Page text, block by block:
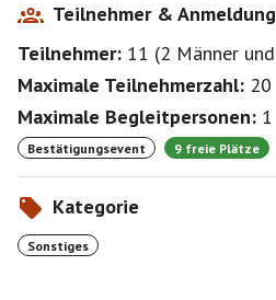
Teilnehmer & Anmeldung
Teilnehmer: 11 (2 Männer und
Maximale Teilnehmerzahl: 20
Maximale Begleitpersonen: 1
Bestätigungsevent 9 freie Plätze
Kategorie
Sonstiges